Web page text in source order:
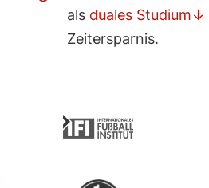
als duales Studium↓
Zeiter­sparnis.